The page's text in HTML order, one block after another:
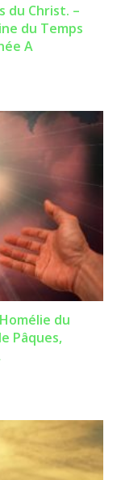
du Christ. –
du Temps
A
du
Pâques,